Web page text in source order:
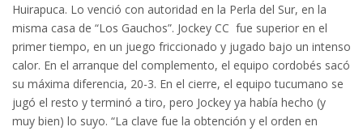
Huirapuca. Lo venció con autoridad en la Perla del Sur, en la
misma casa de “Los Gauchos”. Jockey CC fue superior en el
primer tiempo, en un juego friccionado y jugado bajo un intenso
calor. En el arranque del complemento, el equipo cordobés sacó
su máxima diferencia, 20-3. En el cierre, el equipo tucumano se
jugó el resto y terminó a tiro, pero Jockey ya había hecho (y
muy bien) lo suyo. “La clave fue la obtención y el orden en